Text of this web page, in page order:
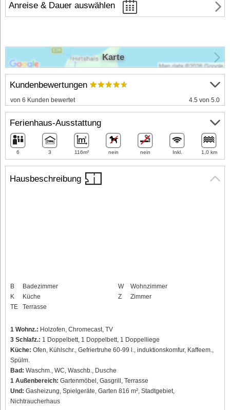
Anreise & Dauer auswählen
Hausbeschreibung
B
Badezimmer
K
Küche
TE
Terrasse
W
Wohnzimmer
Z
Zimmer
1 Wohnz.: Holzofen, Chromecast, TV
3 Schlafz.: 1 Doppelbett, 1 Doppelbett, 1 Doppelliege
Küche: Ofen, Kühlschr., Gefriertruhe 60-99 l., induktionskomfur, Kaffeem.,
Spülm.
Bad: Waschm., WC, Waschb., Dusche
1 Außenbereich: Gartenmöbel, Gasgrill, Terrasse
Und: Gasheizung, Spielgeräte, Garten 816 m², Stadtgebiet,
Nichtraucherhaus
Kundenbewertungen
von 6 Kunden bewertet 4.5 von 5.0
Ferienhaus-Ausstattung
6 3 116m² nein nein Inkl. 1,0 km
Karte